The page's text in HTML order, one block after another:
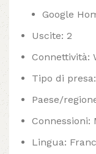
Google
Uscite: 2
Connettività:
Tipo di
Paese/
Connessioni:
Lingua: